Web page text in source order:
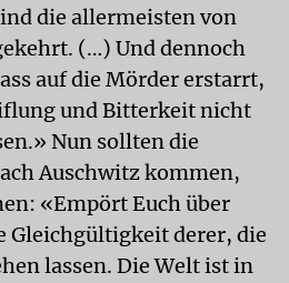
die allermeisten von
(…) Und dennoch
auf die Mörder erstarrt,
und Bitterkeit nicht
Nun sollten die
Auschwitz kommen,
«Empört Euch über
Gleichgültigkeit derer, die
lassen. Die Welt ist in